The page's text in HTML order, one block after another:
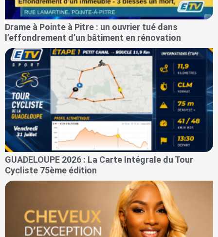
Drame à Pointe à Pitre : un ouvrier tué dans
l’effondrement d’un bâtiment en rénovation
GUADELOUPE 2026 : La Carte Intégrale du Tour
Cycliste 75ème édition